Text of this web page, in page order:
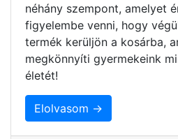
néhány szempont, amelyet
figyelembe venni, hogy
termék kerüljön a kosárba,
megkönnyíti gyermekeink
életét!
Elolvasom →